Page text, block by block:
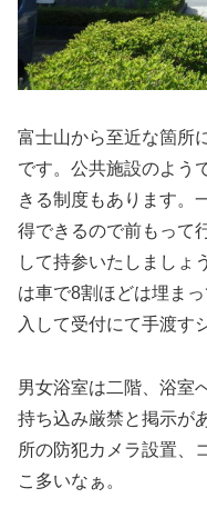
富士山から至近な箇所
です。公共施設のよう
きる制度もあります。
得できるので前もって
して持参いたしましょ
は車で8割ほどは埋ま
入して受付にて手渡す
男女浴室は二階、浴室
持ち込み厳禁と掲示が
所の防犯カメラ設置、
こ多いなぁ。